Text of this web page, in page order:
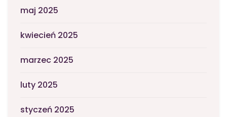
maj 2025
kwiecień 2025
marzec 2025
luty 2025
styczeń 2025